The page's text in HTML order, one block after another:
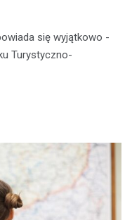
się wyjątkowo -
Turystyczno-